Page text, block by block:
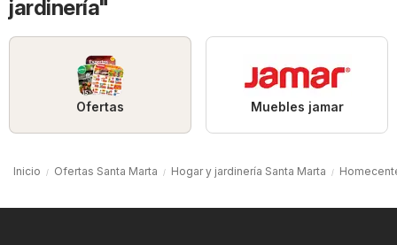
jardinería"
Ofertas Muebles jamar
Inicio Ofertas Santa Marta Hogar y jardinería Santa Marta